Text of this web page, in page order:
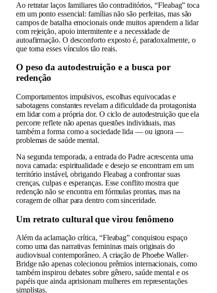
Ao retratar laços familiares tão contraditórios, “Fleabag” toca
em um ponto essencial: famílias não são perfeitas, mas são
campos de batalha emocionais onde muitos aprendem a lidar
com rejeição, apoio intermitente e a necessidade de
autoafirmação. O desconforto exposto é, paradoxalmente, o
que torna esses vínculos tão reais.
O peso da autodestruição e a busca por
redenção
Comportamentos impulsivos, escolhas equivocadas e
sabotagens constantes revelam a dificuldade da protagonista
em lidar com a própria dor. O ciclo de autodestruição que ela
percorre reflete não apenas questões individuais, mas
também a forma como a sociedade lida — ou ignora —
problemas de saúde mental.
Na segunda temporada, a entrada do Padre acrescenta uma
nova camada: espiritualidade e desejo se encontram em um
território instável, obrigando Fleabag a confrontar suas
crenças, culpas e esperanças. Esse conflito mostra que
redenção não se encontra em fórmulas prontas, mas na
coragem de olhar para dentro com sinceridade.
Um retrato cultural que virou fenômeno
Além da aclamação crítica, “Fleabag” conquistou espaço
como uma das narrativas femininas mais originais do
audiovisual contemporâneo. A criação de Phoebe Waller-
Bridge não apenas colecionou prêmios internacionais, como
também inspirou debates sobre gênero, saúde mental e os
papéis que ainda aprisionam mulheres em representações
simplistas.